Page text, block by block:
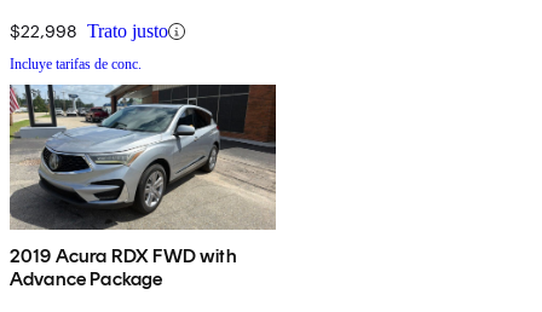
$22,998 Trato justo
Incluye tarifas de conc.
2019 Acura RDX FWD with
Advance Package